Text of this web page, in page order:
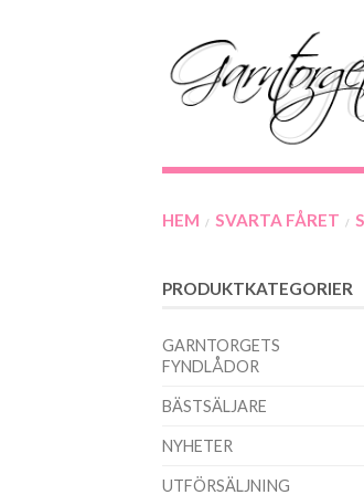
HEM / SVARTA FÅRET /
PRODUKTKATEGORIER
GARNTORGETS
FYNDLÅDOR
BÄSTSÄLJARE
NYHETER
UTFÖRSÄLJNING